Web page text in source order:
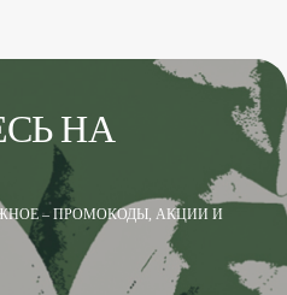
НА
– ПРОМОКОДЫ, АКЦИИ И